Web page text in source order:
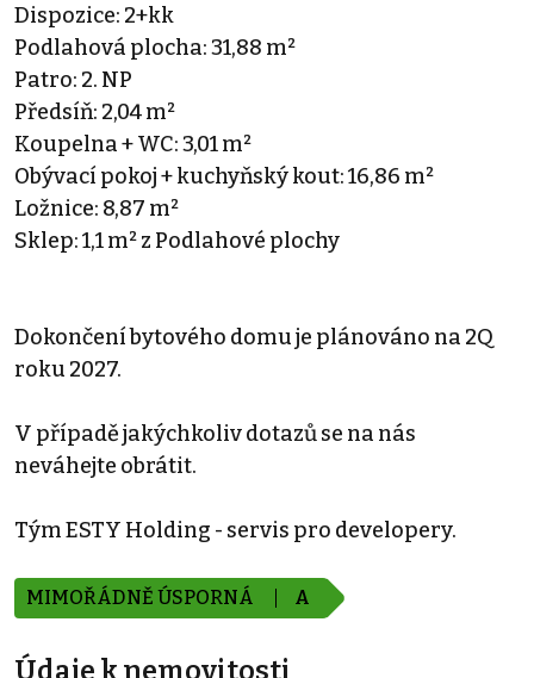
Dispozice: 2+kk
Podlahová plocha: 31,88 m²
Patro: 2. NP
Předsíň: 2,04 m²
Koupelna + WC: 3,01 m²
Obývací pokoj + kuchyňský kout: 16,86 m²
Ložnice: 8,87 m²
Sklep: 1,1 m² z Podlahové plochy
Dokončení bytového domu je plánováno na 2Q
roku 2027.
V případě jakýchkoliv dotazů se na nás
neváhejte obrátit.
Tým ESTY Holding - servis pro developery.
MIMOŘÁDNĚ ÚSPORNÁ A
Údaje k nemovitosti